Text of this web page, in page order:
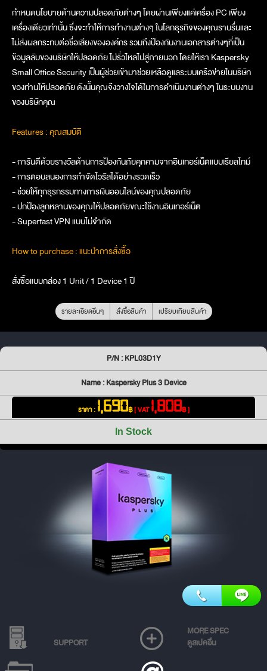
กำหนดนโยบายด้านความปลอดภัยต่างๆ โดยผ่านเพียงแค่เครื่อง PC เพียง
เครื่องเดียวเท่านั้น ซึ่งจะทำให้การทำงานต่างๆ ในโลกธุรกิจของคุณราบรื่นและ
ไม่ส่งผลกระทบต่อชื่อเสียงขององค์กร รวมถึงป้องกันงานเอกสารต่างๆที่เป็น
ข้อมูลลับของบริษัทให้ปลอดภัย ไม่รั่วไหลไปสู่ภายนอก โดยให้เรา Kaspersky
Small Office Security เป็นผู้ช่วยเข้ามาช่วยเหลือดูแลระบบเครือข่ายในบริษัท
ของท่านให้ปลอดภัย ดังนั้นคุณจึงวางใจได้ในการดำเนินงานต่างๆ ในระบบงาน
ของบริษัทคุณ
Features : คุณสมบัติ
- การันตีด้วยรางวัลด้านการป้องกันภัยคุกคามจากอินเทอร์เน็ตแบบเรียลไทม์
- การตอบสนองการกำจัดไวรัสได้อย่างรวดเร็ว
- ช่วยให้ทุกธุรกรรมทางการเงินออนไลน์ของคุณปลอดภัย
- ปกป้องลูกหลานของคุณให้ปลอดภัยขณะใช้งานอินเทอร์เน็ต
- Superfast VPN แบบไม่จำกัด
How to purchase : แนะนำการสั่งซื้อ
สั่งซื้อแบบกล่อง 1 Unit / 1 Device 1 ปี
รายละเอียดอื่นๆ สั่งซื้อสินค้า เปรียบเทียบสินค้า
P/N : KPL03D1Y
Name : Kaspersky Plus 3 Device
ราคา : 1,690฿[ VAT1,808฿ ]
In Stock
SUPPORT
MORE SPEC
ดูสเปคอื่น